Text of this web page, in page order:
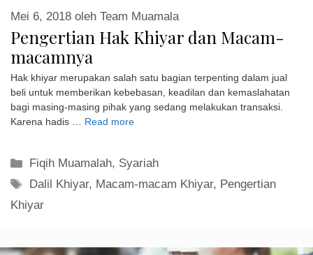
Pengertian Hak Khiyar dan Macam-
macamnya
Mei 6, 2018 oleh Team Muamala
Hak khiyar merupakan salah satu bagian terpenting dalam jual
beli untuk memberikan kebebasan, keadilan dan kemaslahatan
bagi masing-masing pihak yang sedang melakukan transaksi.
Karena hadis … Read more
Kategori
Fiqih Muamalah, Syariah
Tag
Dalil Khiyar, Macam-macam Khiyar, Pengertian
Khiyar